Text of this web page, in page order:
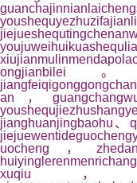
ongjianbilei。
an，
jianghuanjingbaohu、
uocheng，
xuqiu，